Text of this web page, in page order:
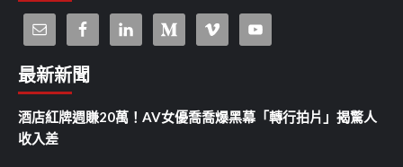
最新新聞
酒店紅牌週賺20萬！AV女優喬喬爆黑幕「轉行拍片」揭驚人
收入差